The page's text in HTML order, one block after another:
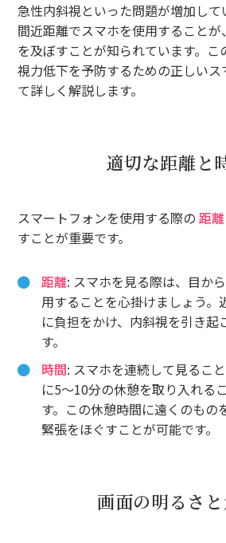
急性内斜視といった問題が増加し
間近距離でスマホを使用すること
を及ぼすことが知られています。こ
視力低下を予防するための正しい
て詳しく解説します。
適切な距離と
スマートフォンを使用する際の 距離
すことが重要です。
距離: スマホを見る際は、目か
用することを心掛けましょう。
に負担をかけ、内斜視を引き起
す。
時間: スマホを連続して見るこ
に5〜10分の休憩を取り入れる
す。この休憩時間に遠くのもの
緊張をほぐすことが可能です。
画面の明るさ